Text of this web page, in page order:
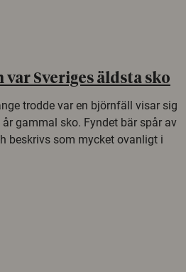
Sveriges äldsta sko
trodde var en björnfäll visar sig
gammal sko. Fyndet bär spår av
beskrivs som mycket ovanligt i